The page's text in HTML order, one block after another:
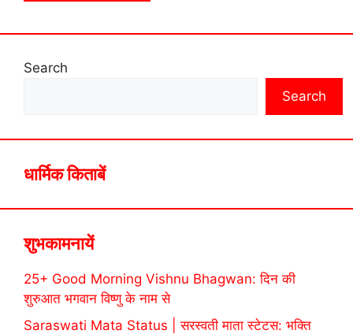
Search
Search
धार्मिक किताबें
शुभकामनायें
25+ Good Morning Vishnu Bhagwan: दिन की
शुरुआत भगवान विष्णु के नाम से
Saraswati Mata Status | सरस्वती माता स्टेटस: भक्ति